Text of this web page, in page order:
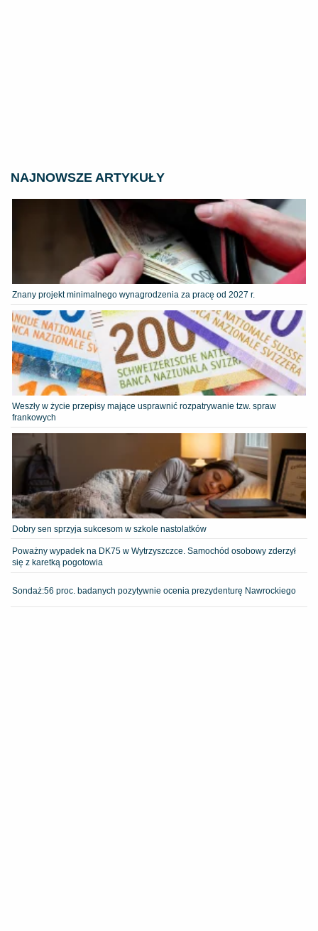
NAJNOWSZE ARTYKUŁY
Znany projekt minimalnego wynagrodzenia za pracę od 2027 r.
Weszły w życie przepisy mające usprawnić rozpatrywanie tzw. spraw
frankowych
Dobry sen sprzyja sukcesom w szkole nastolatków
Poważny wypadek na DK75 w Wytrzyszczce. Samochód osobowy zderzył
się z karetką pogotowia
​Sondaż:56 proc. badanych pozytywnie ocenia prezydenturę Nawrockiego